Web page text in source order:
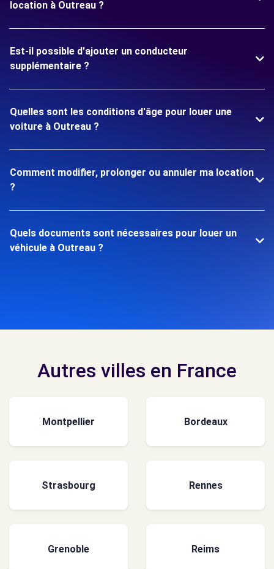
location à Outreau ?
Est-il possible d'ajouter un conducteur
supplémentaire ?
Quelles sont les conditions d'âge pour louer une
voiture à Outreau ?
Comment modifier, prolonger ou annuler ma location
?
Quels documents sont nécessaires pour louer un
véhicule à Outreau ?
Autres villes en France
Montpellier Bordeaux
Strasbourg Rennes
Grenoble Reims